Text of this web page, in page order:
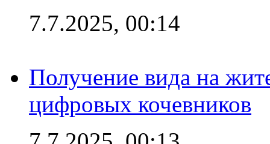
7.7.2025, 00:14
Получение вида на
цифровых кочевников